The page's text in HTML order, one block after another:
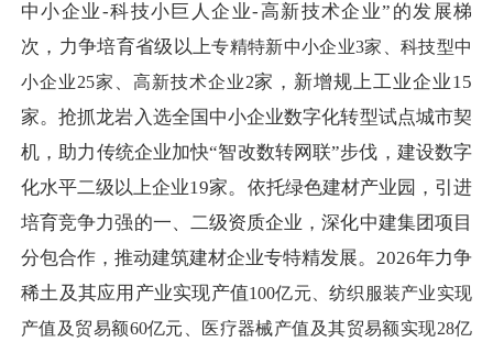
中小企业-科技小巨人企业-高新技术企业”的发展梯
次，力争培育省级以上专精特新中小企业3家
、科技型中
小企业25家 、高新技术企业2家，新增规上工业企业15
家。抢抓龙岩入选全国中小企业数字化转型试点城市契
机，助力传统企业加快“智改数转网联”步伐，建设数字
化水平二级以上企业19家。依托绿色建材产业园，引进
培育竞争力强的一、二级资质企业，深化中建集团项目
分包合作，推动建筑建材企业专特精发展。2026年力争
稀土及其应用产业实现产值100亿元、纺织服装产业实现
产值及贸易额60亿元、医疗器械产值及其贸易额实现28亿